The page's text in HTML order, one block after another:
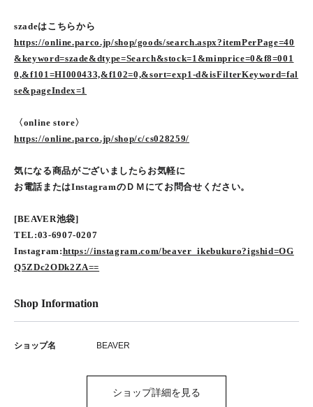
szadeはこちらから
https://online.parco.jp/shop/goods/search.aspx?itemPerPage=40
&keyword=szade&dtype=Search&stock=1&minprice=0&f8=001
0,&f101=HI000433,&f102=0,&sort=exp1-d&isFilterKeyword=fal
se&pageIndex=1
〈online store〉
https://online.parco.jp/shop/c/cs028259/
気になる商品がございましたらお気軽に
お電話またはInstagramのＤＭにてお問合せください。
[BEAVER池袋]
TEL:03-6907-0207
Instagram:https://instagram.com/beaver_ikebukuro?igshid=OG
Q5ZDc2ODk2ZA==
Shop Information
ショップ名 BEAVER
ショップ詳細を見る